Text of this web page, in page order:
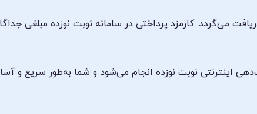
می‌گردد. کارمزد پرداختی در سامانه نوبت نوزده مبلغی
اینترنتی نوبت نوزده انجام می‌شود و شما به‌طور سریع و